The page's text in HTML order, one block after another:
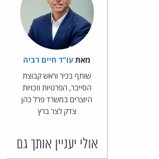
מאת‏עו"ד חיים רביה
שותף בכיר וראש קבוצת
הסייבר, הפרטיות וזכויות
היוצרים במשרד פרל כהן
צדק לצר ברץ
אולי יעניין אותך גם